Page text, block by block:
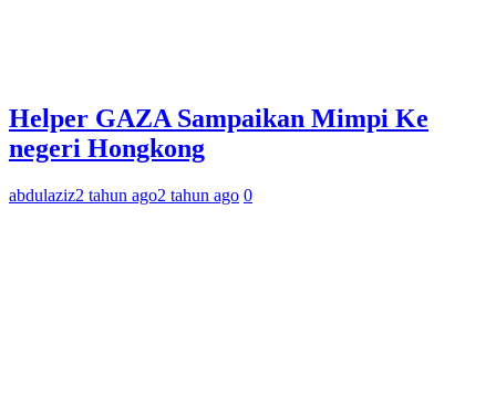
Helper GAZA Sampaikan Mimpi Ke
negeri Hongkong
abdulaziz2 tahun ago2 tahun ago 0